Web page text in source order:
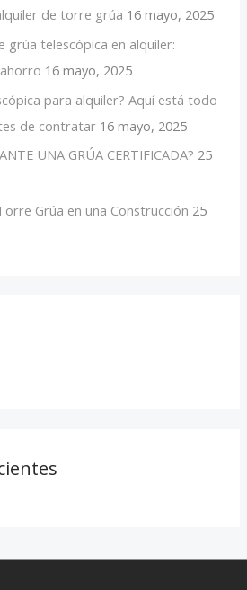
de torre grúa 16 mayo, 2025
grúa telescópica en alquiler:
16 mayo, 2025
para alquiler? Aquí está todo
de contratar 16 mayo, 2025
UNA GRÚA CERTIFICADA? 25
Grúa en una Construcción 25